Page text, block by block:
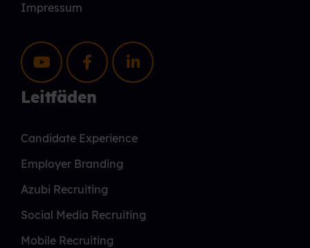
Impressum
Leitfäden
Candidate Experience
Employer Branding
Azubi Recruiting
Social Media Recruiting
Mobile Recruiting